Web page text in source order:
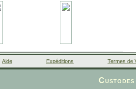
Aide Expéditions Termes de